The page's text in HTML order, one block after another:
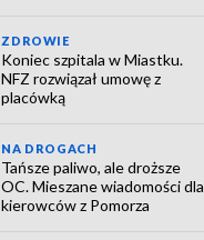
ZDROWIE
Koniec szpitala w Miastku.
NFZ rozwiązał umowę z
placówką
NA DROGACH
Tańsze paliwo, ale droższe
OC. Mieszane wiadomości dla
kierowców z Pomorza